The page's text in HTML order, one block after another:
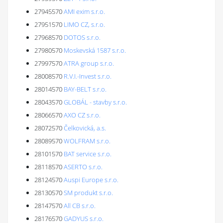
27945570AMI exim s.r.o.
27951570 LIMO CZ, s.r.o.
27968570 DOTOS s.r.o.
27980570 Moskevská 1587 s.r.o.
27997570ATRA group s.r.o.
28008570 R.V.I.-Invest s.r.o.
28014570 BAY-BELT s.r.o.
28043570GLOBÁL - stavby s.r.o.
28066570AXO CZ s.r.o.
28072570Čelkovická, a.s.
28089570WOLFRAM s.r.o.
28101570 BAT service s.r.o.
28118570ASERTO s.r.o.
28124570Auspi Europe s.r.o.
28130570SM produkt s.r.o.
28147570All CB s.r.o.
28176570GADYUS s.r.o.